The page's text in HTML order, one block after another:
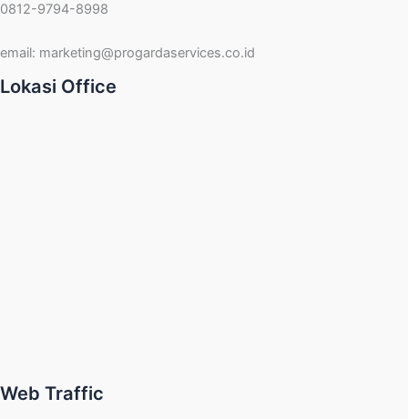
0812-9794-8998
email: marketing@progardaservices.co.id
Lokasi Office
Web Traffic